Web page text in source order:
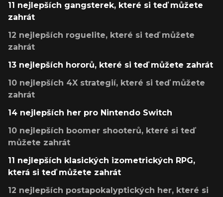
11 nejlepších gangsterek, které si teď můžete
zahrát
12 nejlepších roguelite, které si teď můžete
zahrát
13 nejlepších hororů, které si teď můžete zahrát
10 nejlepších 4X strategií, které si teď můžete
zahrát
14 nejlepších her pro Nintendo Switch
10 nejlepších boomer shooterů, které si teď
můžete zahrát
11 nejlepších klasických izometrických RPG,
která si teď můžete zahrát
12 nejlepších postapokalyptických her, které si